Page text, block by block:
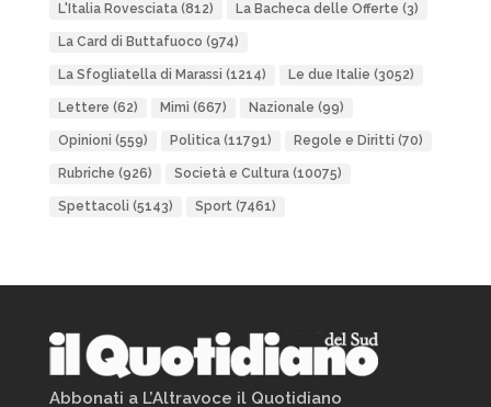
L'Italia Rovesciata(812) La Bacheca delle Offerte (3)
La Card di Buttafuoco (974)
La Sfogliatella di Marassi (1214) Le due Italie (3052)
Lettere (62) Mimì (667) Nazionale (99)
Opinioni (559) Politica(11791) Regole e Diritti (70)
Rubriche (926) Società e Cultura(10075)
Spettacoli (5143) Sport(7461)
Abbonati a L’Altravoce il Quotidiano